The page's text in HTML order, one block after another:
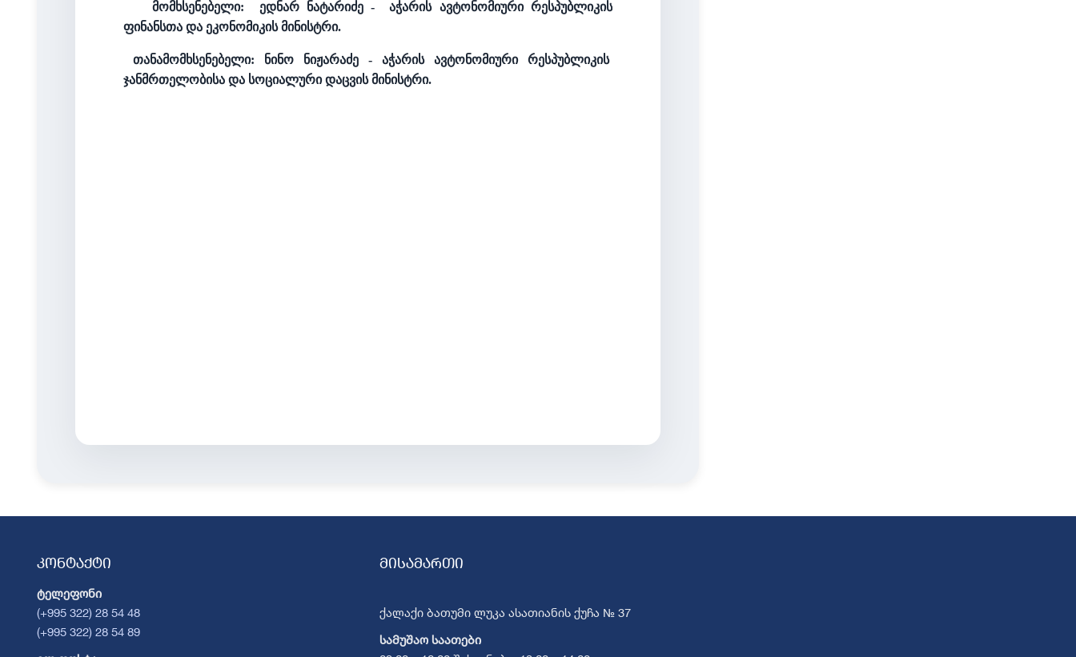
მომხსენებელი: ედნარ ნატარიძე -
აჭარის ავტონომიური რესპუბლიკის
ფინანსთა და ეკონომიკის მინისტრი.
თანამომხსენებელი: ნინო ნიჟარაძე - აჭარის ავტონომიური რესპუბლიკის
ჯანმრთელობისა და სოციალური დაცვის მინისტრი.
კონტაქტი
ტელეფონი
(+995 322) 28 54 48
(+995 322) 28 54 89
მისამართი
ქალაქი ბათუმი ლუკა ასათიანის ქუჩა № 37
სამუშაო საათები